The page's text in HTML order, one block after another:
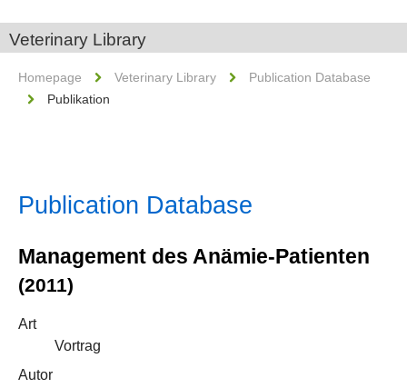
Veterinary Library
Homepage Veterinary Library
Publication Database
Publikation
Publication Database
Management des Anämie-Patienten
(2011)
Art
Vortrag
Autor